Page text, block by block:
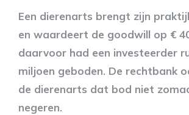
Een dierenarts brengt zijn
en waardeert de goodwill op €
daarvoor had een investeerder
miljoen geboden. De rechtbank
de dierenarts dat bod niet
negeren.